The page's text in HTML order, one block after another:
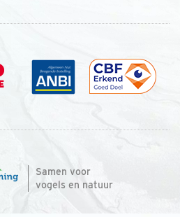
Samen voor
vogels en natuur